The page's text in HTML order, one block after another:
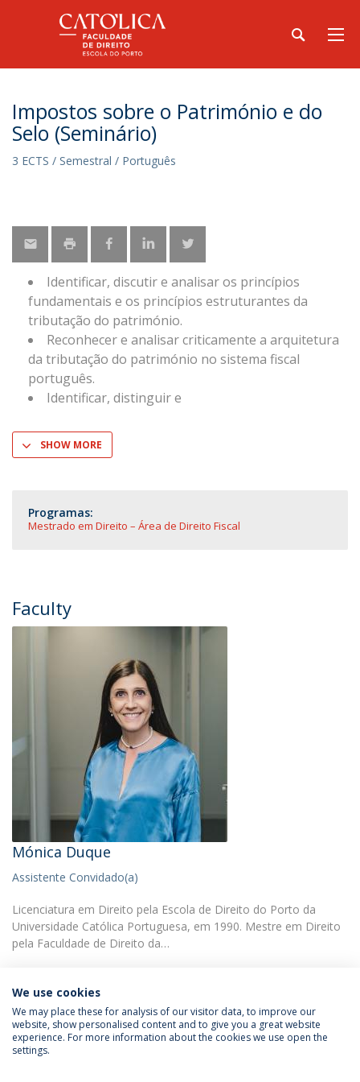
Impostos sobre o Património e do
Selo (Seminário)
3 ECTS / Semestral / Português
Identificar, discutir e analisar os princípios
fundamentais e os princípios estruturantes da
tributação do património.
Reconhecer e analisar criticamente a arquitetura
da tributação do património no sistema fiscal
português.
Identificar, distinguir e
SHOW MORE
Programas:
Mestrado em Direito – Área de Direito Fiscal
Faculty
Mónica Duque
Assistente Convidado(a)
Licenciatura em Direito pela Escola de Direito do Porto da
Universidade Católica Portuguesa, em 1990. Mestre em Direito
pela Faculdade de Direito da…
Política de Privacidade
Termos & Condições
We use cookies
We may place these for analysis of our visitor data, to improve our
website, show personalised content and to give you a great website
experience. For more information about the cookies we use open the
settings.